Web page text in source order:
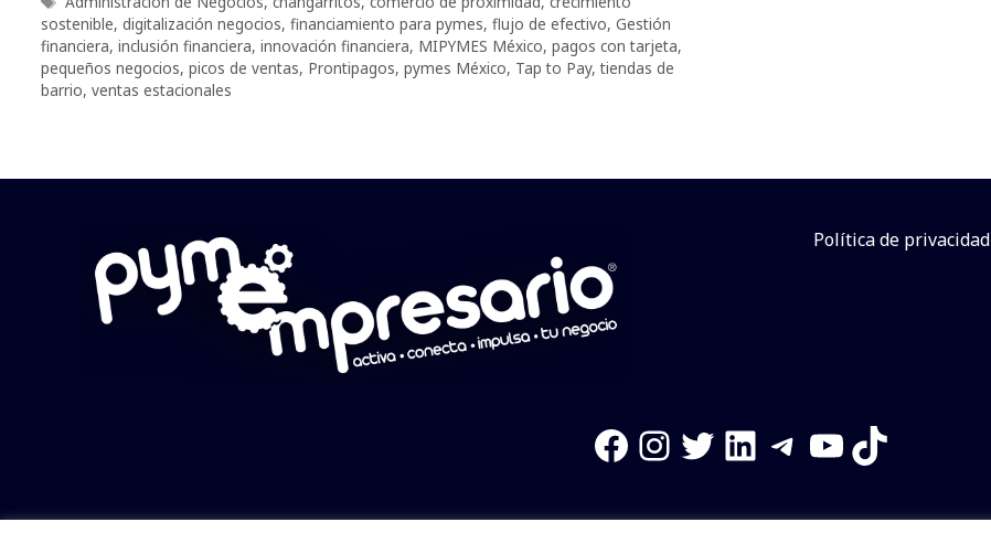
sostenible, digitalización negocios, financiamiento para pymes, flujo de efectivo, Gestión
financiera, inclusión financiera, innovación financiera, MIPYMES México, pagos con tarjeta,
pequeños negocios, picos de ventas, Prontipagos, pymes México, Tap to Pay,tiendas de
barrio, ventas estacionales
Política de privacidad
Facebook
Instagram
Twitter
LinkedIn
Telegram
YouTube
TikTok